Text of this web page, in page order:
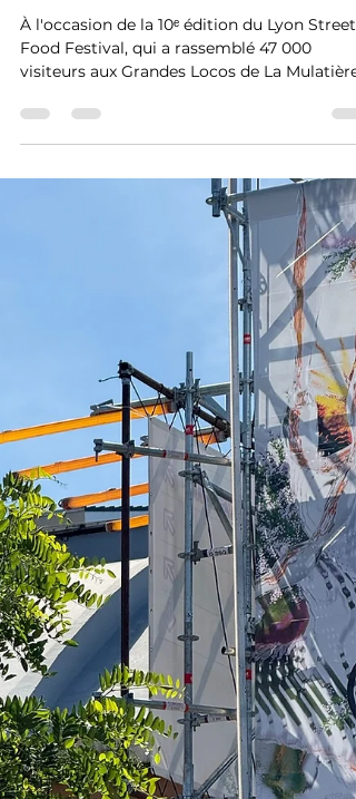
Lyon Street Food Festival 2026 :
MINET Location au cœur du plus
grand festival culinaire de France
Food Festival, qui a rassemblé 47 000
visiteurs aux Grandes Locos de La Mulatière,
à la réussite de l'événement. Grâce à 30
tonnes d'échafaudages fixes COBRA, nos
équipes ont participé à la réalisation de
nombreuses structures événementielles :
bars, stands, tours signalétiques et supports
d'affichage. Découvrez comment nos
solutions d'échafaudage répondent aux
exigences des plus grands